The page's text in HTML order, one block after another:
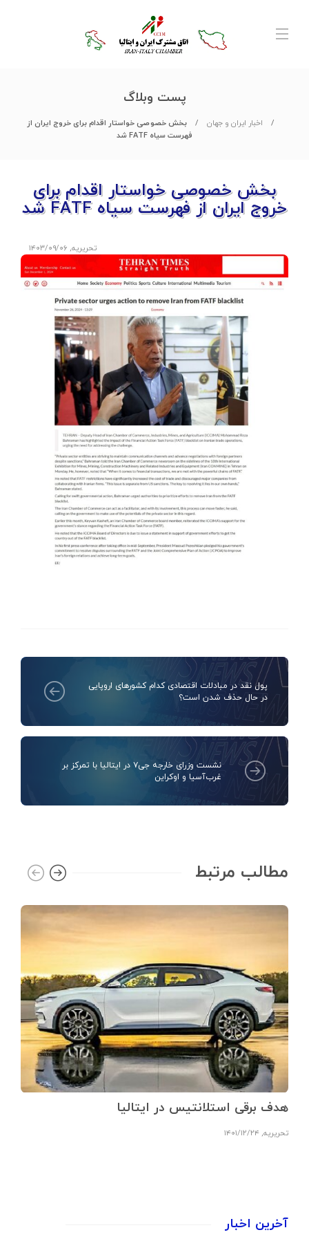
پست وبلاگ
اخبار ایران و جهان
بخش خصوصی خواستار اقدام برای خروج ایران از
فهرست سیاه FATF شد
بخش خصوصی خواستار اقدام برای
خروج ایران از فهرست سیاه FATF شد
تحریریه, ۱۴۰۳/۰۹/۰۶
پول نقد در مبادلات اقتصادی کدام کشورهای اروپایی
در حال حذف شدن است؟
نشست وزرای خارجه جی۷ در ایتالیا با تمرکز بر
غرب‌آسیا و اوکراین
مطالب مرتبط
هدف برقی استلانتیس در ایتالیا
تحریریه,۱۴۰۱/۱۲/۲۴
آخرین اخبار